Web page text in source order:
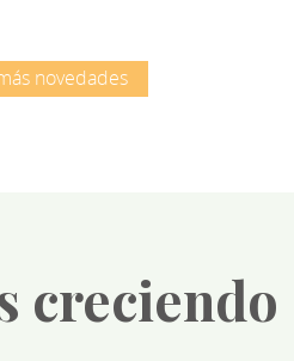
novedades
creciendo